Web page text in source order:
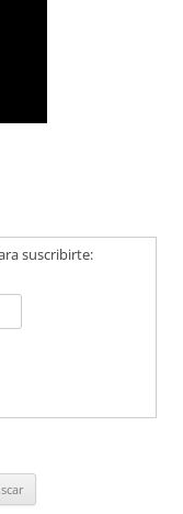
suscribirte: